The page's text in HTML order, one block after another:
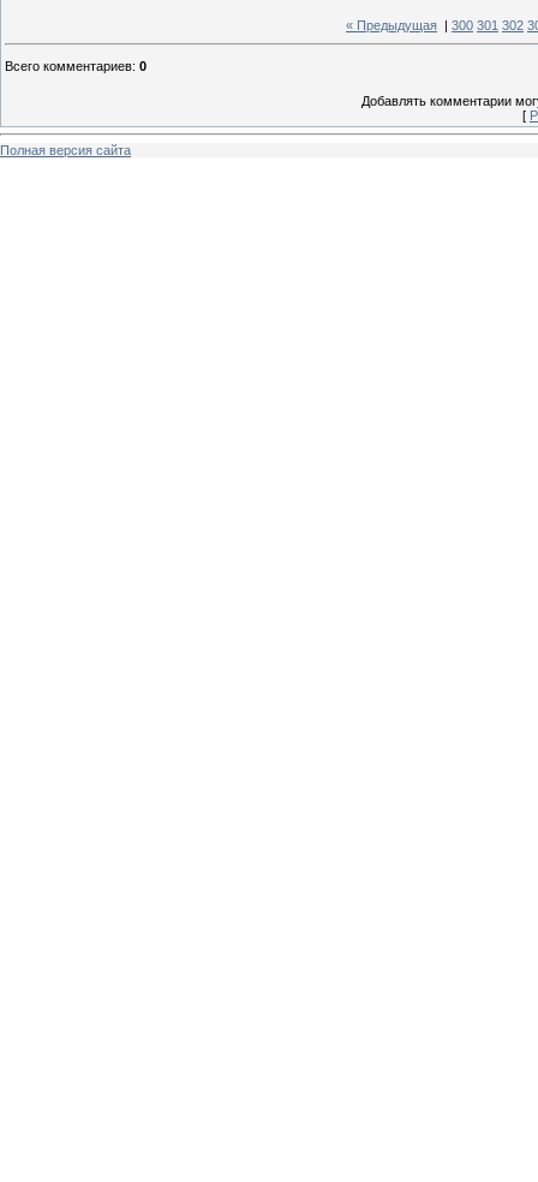
« Предыдущая 300 301 302
Всего комментариев: 0
Добавлять комментарии
[
Полная версия сайта